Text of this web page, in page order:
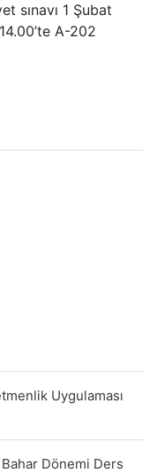
sınavı 1 Şubat
A-202
Uygulaması
Dönemi Ders